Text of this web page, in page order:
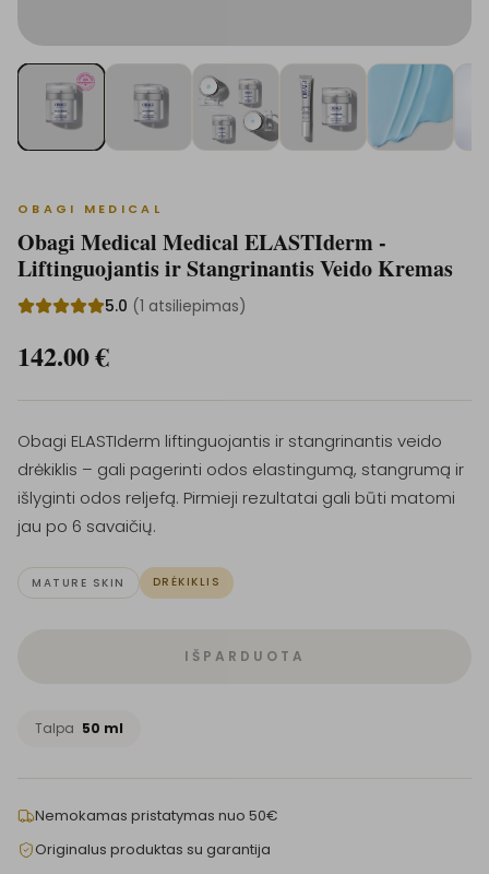
OBAGI MEDICAL
Obagi Medical Medical ELASTIderm -
Liftinguojantis ir Stangrinantis Veido Kremas
5.0 (1 atsiliepimas)
142.00€
Obagi ELASTIderm liftinguojantis ir stangrinantis veido
drėkiklis – gali pagerinti odos elastingumą, stangrumą ir
išlyginti odos reljefą. Pirmieji rezultatai gali būti matomi
jau po 6 savaičių.
MATURE SKIN DRĖKIKLIS
IŠPARDUOTA
Talpa 50 ml
Nemokamas pristatymas nuo 50€
Originalus produktas su garantija